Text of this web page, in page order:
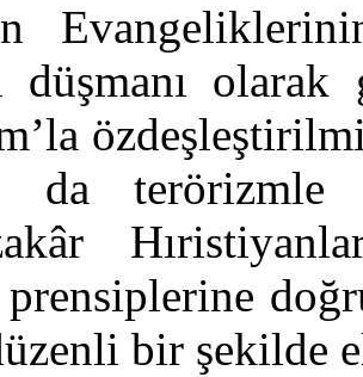
düşmanı
da terörizmle
bir şekilde